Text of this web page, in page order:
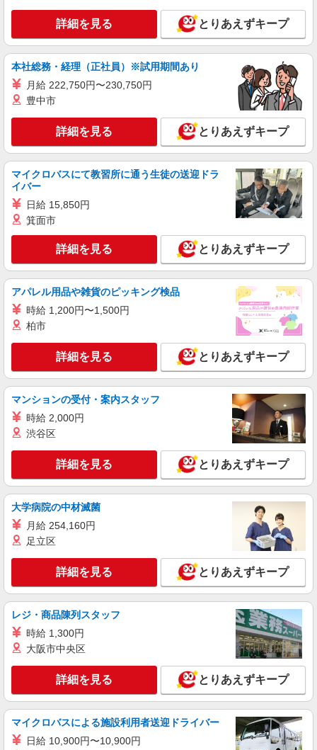
詳細を見る とりあえずキープ
本社総務・経理（正社員）※試用期間あり
月給 222,750円〜230,750円
豊中市
詳細を見る とりあえずキープ
マイクロバスにて教習所に通う生徒の送迎ドラ
イバー
日給 15,850円
箕面市
詳細を見る とりあえずキープ
アパレル用品や雑貨のピッキング検品
時給 1,200円〜1,500円
柏市
詳細を見る とりあえずキープ
マンションの受付・案内スタッフ
時給 2,000円
渋谷区
詳細を見る とりあえずキープ
大学病院の中材滅菌
月給 254,160円
足立区
詳細を見る とりあえずキープ
レジ・商品陳列スタッフ
時給 1,300円
大阪市中央区
詳細を見る とりあえずキープ
マイクロバスによる施設利用者送迎ドライバー
日給 10,900円〜10,900円